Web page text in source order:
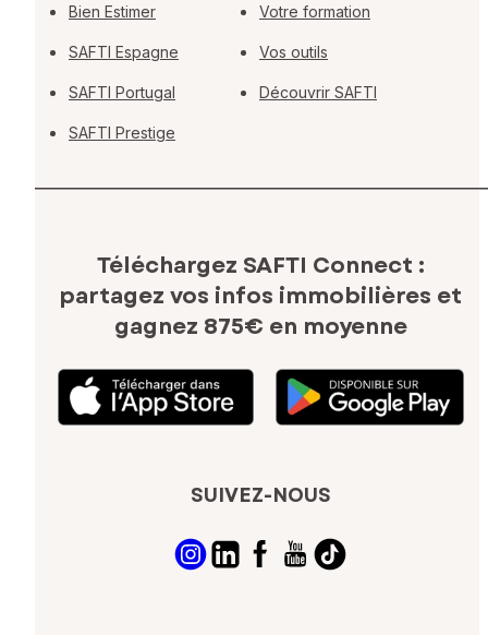
Bien Estimer
SAFTI Espagne
SAFTI Portugal
SAFTI Prestige
Votre formation
Vos outils
Découvrir SAFTI
Téléchargez SAFTI Connect :
partagez vos infos immobilières et
gagnez 875€ en moyenne
SUIVEZ-NOUS